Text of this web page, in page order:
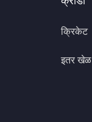
क्रिकेट
इतर खेळ